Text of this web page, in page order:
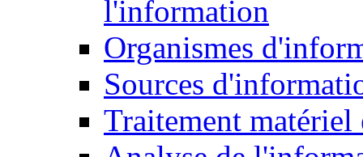
l'information
Organismes
Sources
Traitement matériel